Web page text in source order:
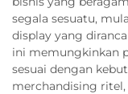
segala sesuatu,
display yang
ini memungkinkan
sesuai dengan
merchandising